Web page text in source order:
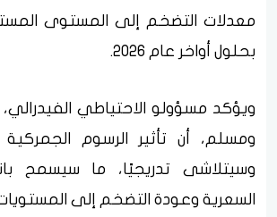
بحلول أواخر عام 2026.
ويؤكد مسؤولو الاحتياطي الفيدرالي،
ومسلم، أن تأثير الرسوم
وسيتلاشى تدريجيًا، ما سيسمح
السعرية وعودة التضخم إلى